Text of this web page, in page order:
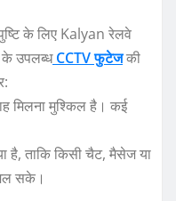
के लिए Kalyan रेलवे
उपलब्धCCTV फुटेजकी
मिलना मुश्किल है। कई
है, ताकि किसी चैट, मैसेज या
सके।